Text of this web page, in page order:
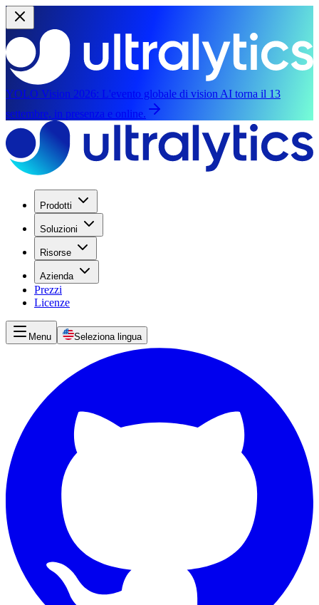
YOLO Vision 2026: L'evento globale di vision AI torna il 13
settembre, in presenza e online.
Prodotti
Soluzioni
Risorse
Azienda
Prezzi
Licenze
Menu Seleziona lingua